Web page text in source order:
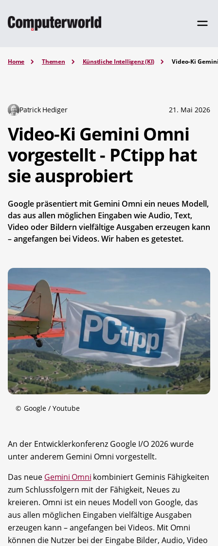
Home Themen Künstliche Intelligenz (KI) Video-Ki
Patrick Hediger 21. Mai 2026
Video-Ki Gemini Omni
vorgestellt - PCtipp hat
sie ausprobiert
Google präsentiert mit Gemini Omni ein neues Modell,
das aus allen möglichen Eingaben wie Audio, Text,
Video oder Bildern vielfältige Ausgaben erzeugen kann
– angefangen bei Videos. Wir haben es getestet.
© Google / Youtube
An der Entwicklerkonferenz Google I/O 2026 wurde
unter anderem Gemini Omni vorgestellt.
Das neue Gemini Omni kombiniert Geminis Fähigkeiten
zum Schlussfolgern mit der Fähigkeit, Neues zu
kreieren. Omni ist ein neues Modell von Google, das
aus allen möglichen Eingaben vielfältige Ausgaben
erzeugen kann – angefangen bei Videos. Mit Omni
können die Nutzer bei der Eingabe Bilder, Audio, Video